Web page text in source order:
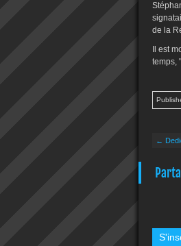
de la
Il est
temps,
←